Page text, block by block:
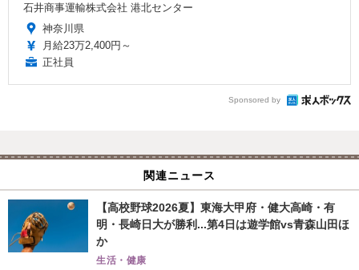
石井商事運輸株式会社 港北センター
神奈川県
月給23万2,400円～
正社員
Sponsored by
関連ニュース
【高校野球2026夏】東海大甲府・健大高崎・有
明・長崎日大が勝利...第4日は遊学館vs青森山田ほ
か
生活・健康